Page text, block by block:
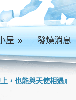
屋» 發燒消息
上，也能與天使相遇』